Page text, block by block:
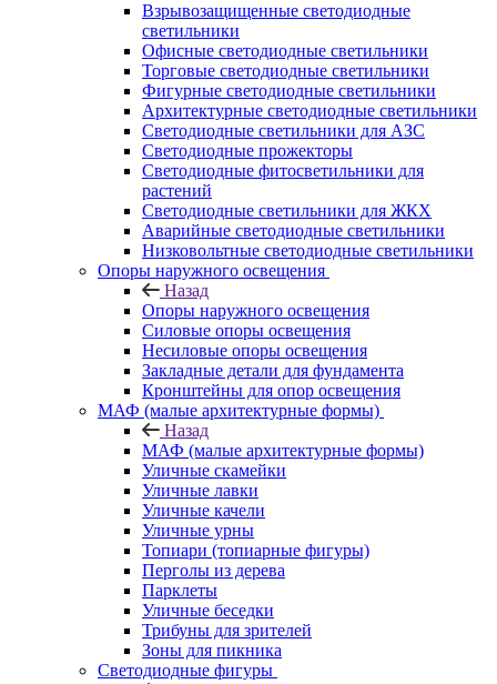
Взрывозащищенные светодиодные
светильники
Офисные светодиодные светильники
Торговые светодиодные светильники
Фигурные светодиодные светильники
Архитектурные светодиодные светильники
Светодиодные светильники для АЗС
Светодиодные прожекторы
Светодиодные фитосветильники для
растений
Светодиодные светильники для ЖКХ
Аварийные светодиодные светильники
Низковольтные светодиодные светильники
Опоры наружного освещения
Назад
Опоры наружного освещения
Силовые опоры освещения
Несиловые опоры освещения
Закладные детали для фундамента
Кронштейны для опор освещения
МАФ (малые архитектурные формы)
Назад
МАФ (малые архитектурные формы)
Уличные скамейки
Уличные лавки
Уличные качели
Уличные урны
Топиари (топиарные фигуры)
Перголы из дерева
Парклеты
Уличные беседки
Трибуны для зрителей
Зоны для пикника
Светодиодные фигуры